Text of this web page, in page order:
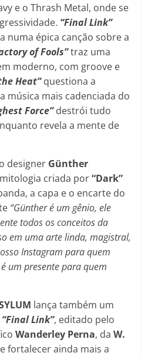
e o Thrash Metal, onde se
“Final Link”
numa épica canção sobre a
of Fools”traz uma
moderno, com groove e
Heat”questiona a
música mais cadenciada do
Force”destrói tudo
revela a mente de
designer Günther
criada por“Dark”
a capa e o encarte do
“Günther é um gênio, ele
todos os conceitos da
em uma arte linda, magistral,
Instagram para quem
um presente para quem
lança também um
“Final Link”, editado pelo
Wanderley Perna, daW.
fortalecer ainda mais a